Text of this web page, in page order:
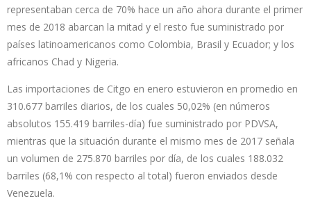
representaban cerca de 70% hace un año ahora durante el primer
mes de 2018 abarcan la mitad y el resto fue suministrado por
países latinoamericanos como Colombia, Brasil y Ecuador; y los
africanos Chad y Nigeria.
Las importaciones de Citgo en enero estuvieron en promedio en
310.677 barriles diarios, de los cuales 50,02% (en números
absolutos 155.419 barriles-día) fue suministrado por PDVSA,
mientras que la situación durante el mismo mes de 2017 señala
un volumen de 275.870 barriles por día, de los cuales 188.032
barriles (68,1% con respecto al total) fueron enviados desde
Venezuela.